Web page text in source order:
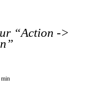
“Action ->
”
min